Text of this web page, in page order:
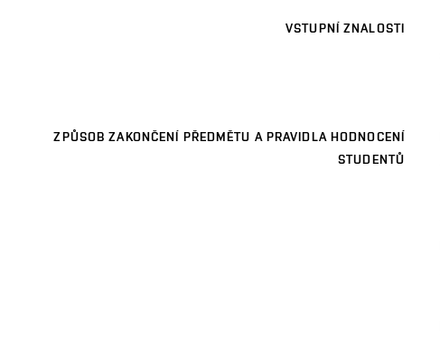
VSTUPNÍ ZNALOSTI
ZPŮSOB ZAKONČENÍ PŘEDMĚTU A PRAVIDLA HODNOCENÍ
STUDENTŮ